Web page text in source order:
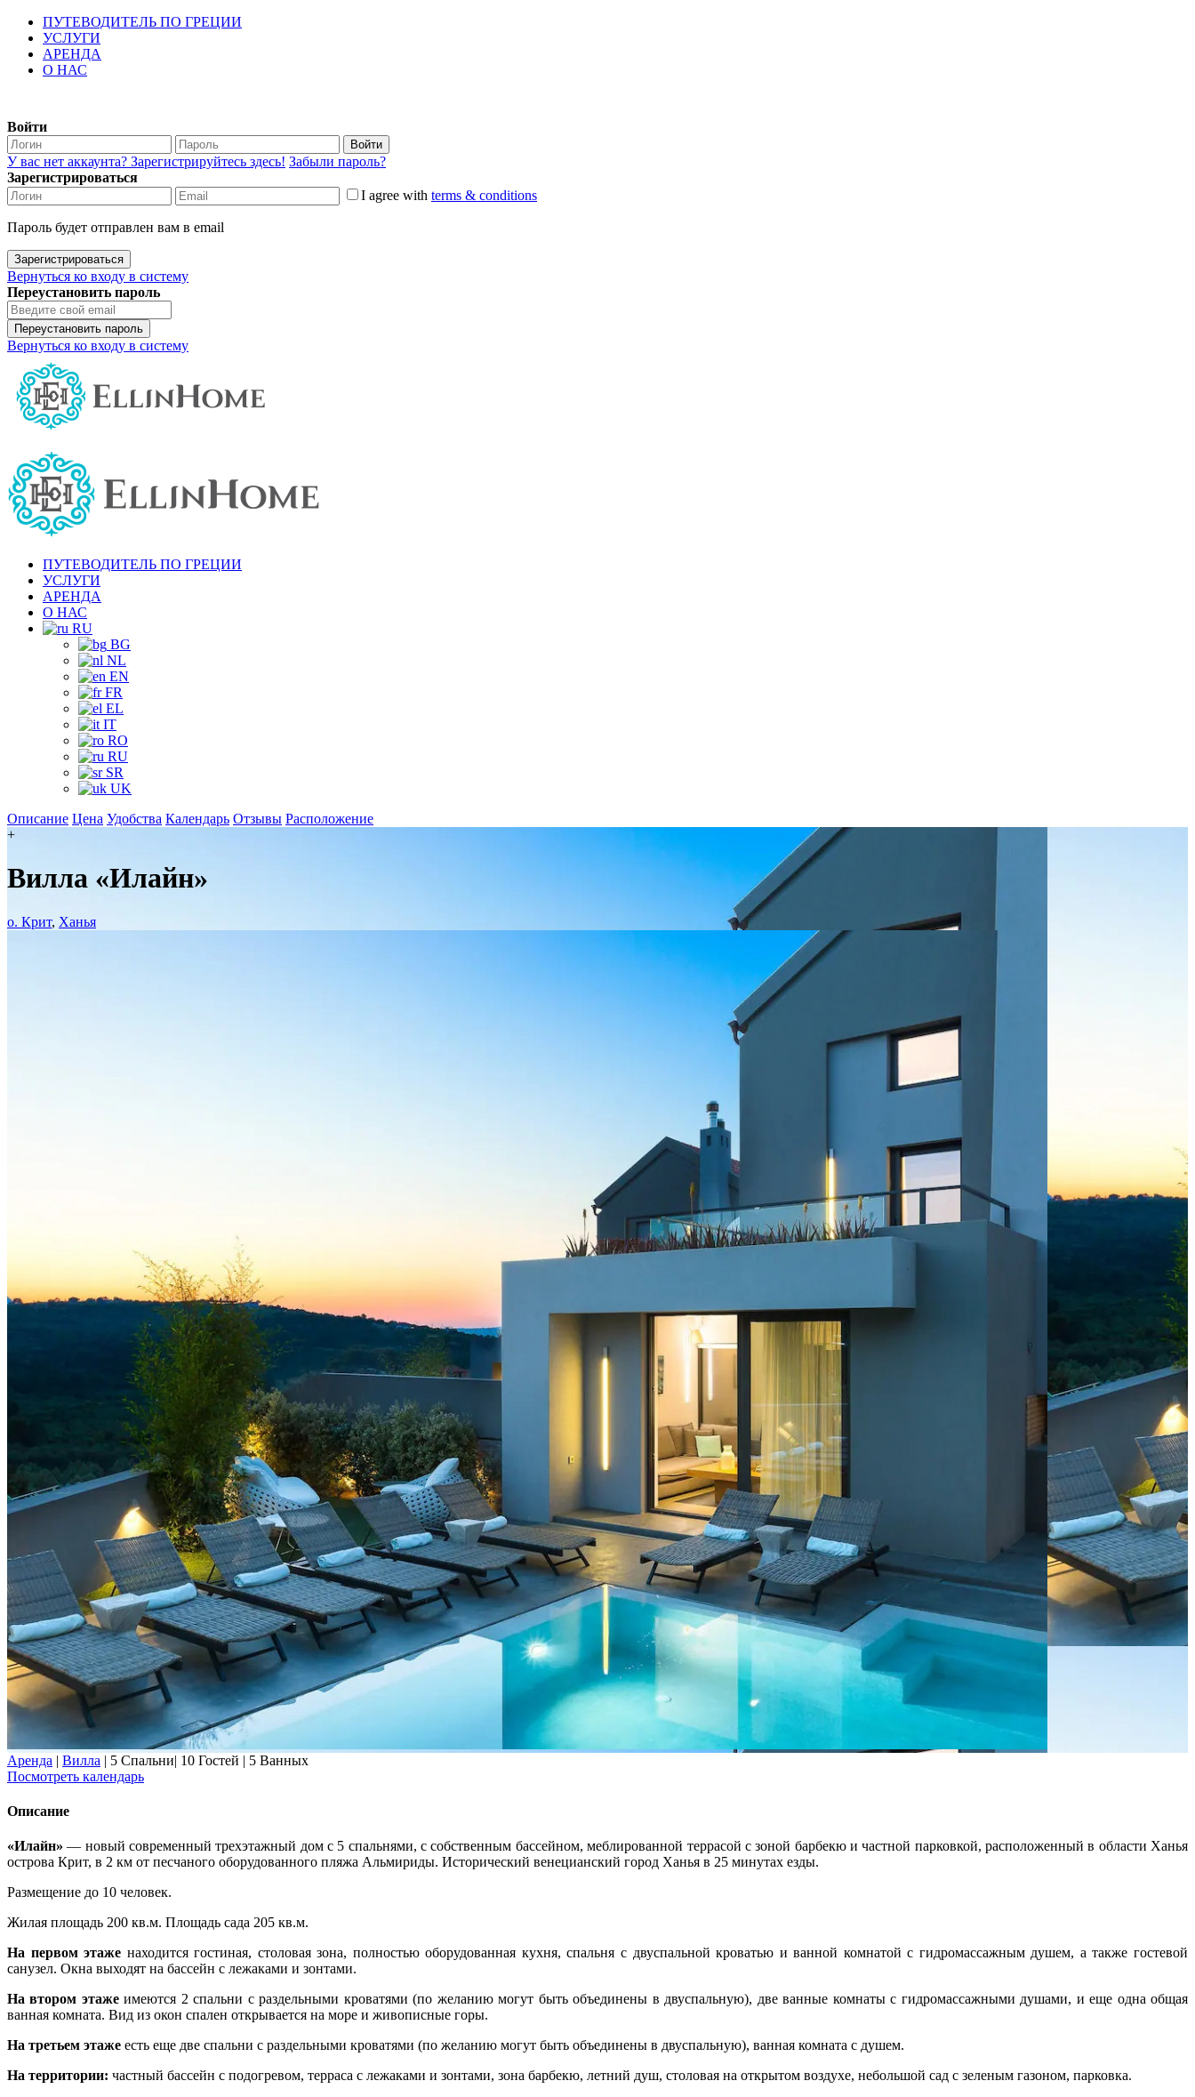
ПУТЕВОДИТЕЛЬ ПО ГРЕЦИИ
УСЛУГИ
АРЕНДА
О НАС
Войти
Войти
У вас нет аккаунта? Зарегистрируйтесь здесь! Забыли пароль?
Зарегистрироваться
I agree with terms & conditions
Пароль будет отправлен вам в email
Зарегистрироваться
Вернуться ко входу в систему
Переустановить пароль
Переустановить пароль
Вернуться ко входу в систему
ПУТЕВОДИТЕЛЬ ПО ГРЕЦИИ
УСЛУГИ
АРЕНДА
О НАС
RU
BG
NL
EN
FR
EL
IT
RO
RU
SR
UK
Описание Цена Удобства Календарь Отзывы Расположение
+
Вилла «Илайн»
о. Крит, Ханья
Аренда | Вилла | 5 Спальни| 10 Гостей | 5 Ванных
Посмотреть календарь
Описание
«Илайн» — новый современный трехэтажный дом с 5 спальнями, с собственным бассейном, меблированной террасой с зоной барбекю и частной парковкой, расположенный в области Ханья
острова Крит, в 2 км от песчаного оборудованного пляжа Альмириды. Исторический венецианский город Ханья в 25 минутах езды.
Размещение до 10 человек.
Жилая площадь 200 кв.м. Площадь сада 205 кв.м.
На первом этаже находится гостиная, столовая зона, полностью оборудованная кухня, спальня с двуспальной кроватью и ванной комнатой с гидромассажным душем, а также гостевой
санузел. Окна выходят на бассейн с лежаками и зонтами.
На втором этажеимеются 2 спальни с раздельными кроватями (по желанию могут быть объединены в двуспальную), две ванные комнаты с гидромассажными душами, и еще одна общая
ванная комната. Вид из окон спален открывается на море и живописные горы.
На третьем этаже есть еще две спальни с раздельными кроватями (по желанию могут быть объединены в двуспальную), ванная комната с душем.
На территории: частный бассейн с подогревом, терраса с лежаками и зонтами, зона барбекю, летний душ, столовая на открытом воздухе, небольшой сад с зеленым газоном, парковка.